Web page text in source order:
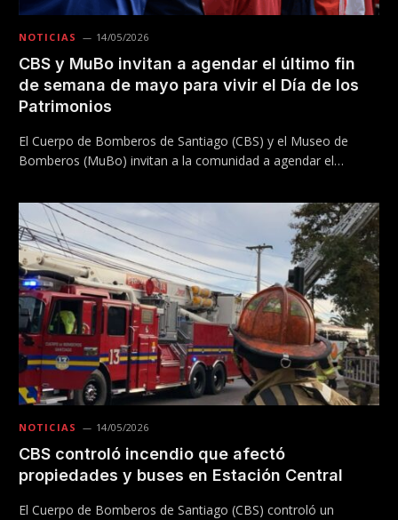
NOTICIAS 14/05/2026
CBS y MuBo invitan a agendar el último fin
de semana de mayo para vivir el Día de los
Patrimonios
El Cuerpo de Bomberos de Santiago (CBS) y el Museo de
Bomberos (MuBo) invitan a la comunidad a agendar el…
NOTICIAS 14/05/2026
CBS controló incendio que afectó
propiedades y buses en Estación Central
El Cuerpo de Bomberos de Santiago (CBS) controló un